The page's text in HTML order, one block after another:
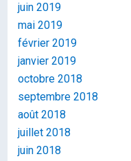
juin 2019
mai 2019
février 2019
janvier 2019
octobre 2018
septembre 2018
août 2018
juillet 2018
juin 2018